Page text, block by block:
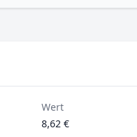
Wert
8,62 €